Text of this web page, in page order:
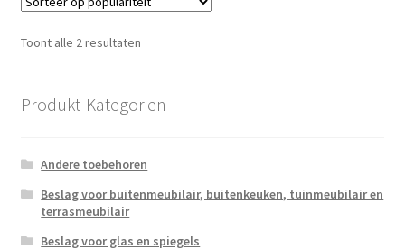
Toont alle 2 resultatenGesorteerd
Produkt-Kategorien
Andere toebehoren
Beslag voor buitenmeubilair, buitenkeuken, tuinmeubilair en
terrasmeubilair
Beslag voor glas en spiegels